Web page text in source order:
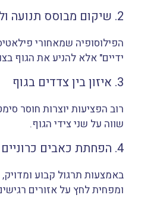
2. שיקום מבוסס תנועה ולא רק מנוחה
הפילוסופיה שמאחורי
ידיים" אלא להניע את הגוף
3. איזון בין צדדים בגוף
רוב הפציעות יוצרות חוסר
שווה על שני צידי הגוף.
4. הפחתת כאבים כרוניים
באמצעות תרגול קבוע
ומפחית לחץ על אזורים